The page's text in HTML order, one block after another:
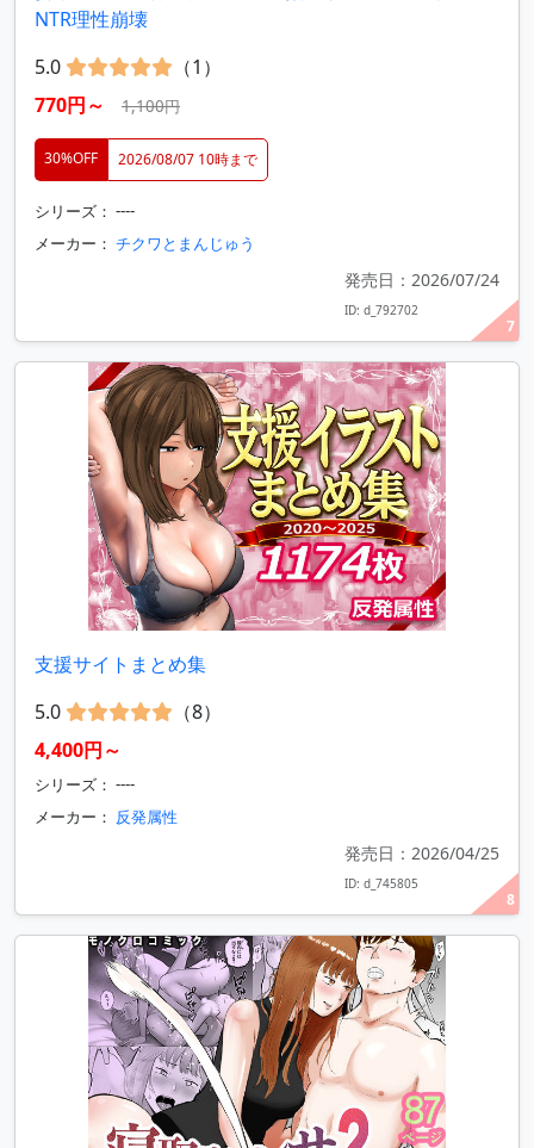
7
NTR理性崩壊
5.0
（1）
770円～
1,100円
30%OFF 2026/08/07 10時まで
シリーズ： ----
メーカー： チクワとまんじゅう
発売日：2026/07/24
ID: d_792702
8
支援サイトまとめ集
5.0
（8）
4,400円～
シリーズ： ----
メーカー： 反発属性
発売日：2026/04/25
ID: d_745805